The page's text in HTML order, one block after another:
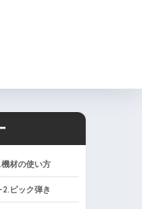
機材の使い方
ピック弾き